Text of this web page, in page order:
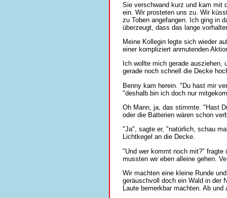
Sie verschwand kurz und kam mit
ein. Wir prosteten uns zu. Wir
zu Toben angefangen. Ich ging in
überzeugt, dass das lange
Meine Kollegin legte sich wieder
einer kompliziert anmutenden
Ich wollte mich gerade
gerade noch schnell die Decke
Benny kam herein. "Du hast mir
"deshalb bin ich doch nur
Oh Mann, ja, das stimmte. "Hast
oder die Batterien wären schon
"Ja", sagte er, "natürlich, schau
Lichtkegel an die Decke.
"Und wer kommt noch mit?" fragte
mussten wir eben alleine gehen.
Wir machten eine kleine Runde
geräuschvoll doch ein Wald in der
Laute bemerkbar machten. Ab